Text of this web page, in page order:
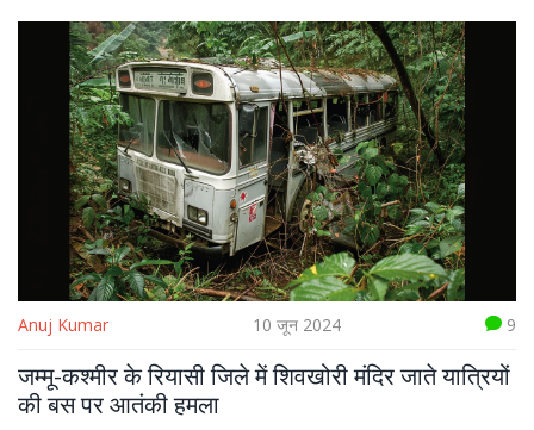
Anuj Kumar 10 जून 2024 9
जम्मू-कश्मीर के रियासी जिले में शिवखोरी मंदिर जाते यात्रियों
की बस पर आतंकी हमला